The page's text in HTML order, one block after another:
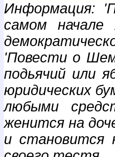
Информация:
самом начале
'Повести о
подьячий или
юридических
любыми
женится на
и становится